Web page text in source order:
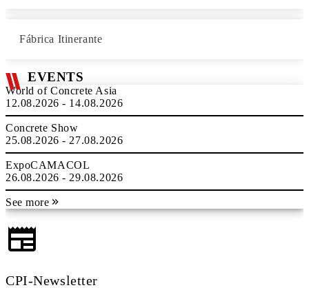
Fábrica Itinerante
EVENTS
World of Concrete Asia
12.08.2026 - 14.08.2026
Concrete Show
25.08.2026 - 27.08.2026
ExpoCAMACOL
26.08.2026 - 29.08.2026
See more
CPI-Newsletter